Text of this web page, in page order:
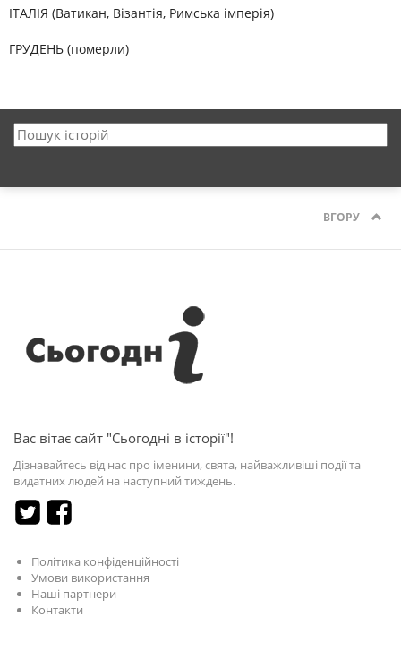
ІТАЛІЯ (Ватикан, Візантія, Римська імперія)
ГРУДЕНЬ (померли)
ВГОРУ
Вас вітає сайт "Сьогодні в історії"!
Дізнавайтесь від нас про іменини, свята, найважливіші події та
видатних людей на наступний тиждень.
Політика конфіденційності
Умови використання
Наші партнери
Контакти